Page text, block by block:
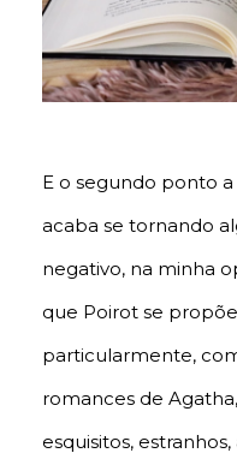
E o segundo ponto
acaba se tornando
negativo, na minha
que Poirot se
particularmente,
romances de
esquisitos,